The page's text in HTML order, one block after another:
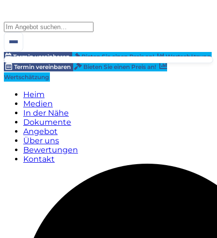
Termin vereinbaren Bieten Sie einen Preis an!
Wertschätzung
Termin vereinbaren
Bieten Sie einen Preis an!
Wertschätzung
Heim
Medien
In der Nähe
Dokumente
Angebot
Über uns
Bewertungen
Kontakt